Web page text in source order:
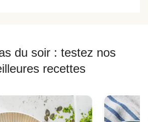
du soir : testez nos
recettes